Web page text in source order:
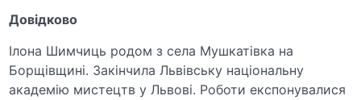
Довідково
Ілона Шимчиць родом з села Мушкатівка на
Борщівщині. Закінчила Львівську національну
академію мистецтв у Львові. Роботи експонувалися